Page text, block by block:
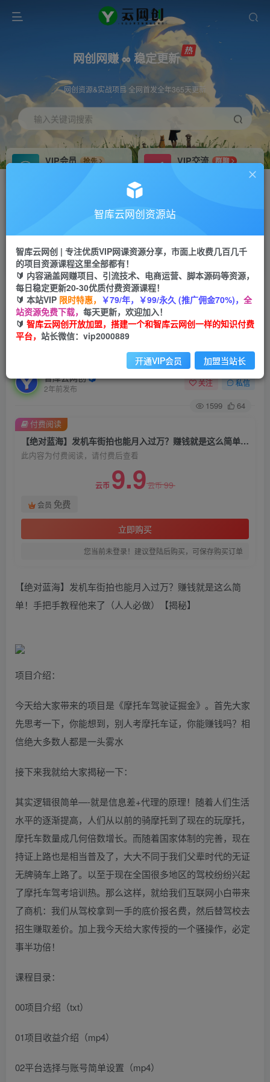
网创网赚 ∞ 稳定更新
网创资源&实战项目 全网首发全年365天更新
输入关键词搜索
VIP会员
抢先
VIP交流
群聊
研究探讨更多创业项目路子。
会员专属推广链接
网赚网创 项目
365天稳定跟新
APP下载
GO
首页 创业课程 会员免费 正文
【绝对蓝海】发机车街拍也能月入过万？赚钱就是
这么简单！手把手教程他来了（人人必做）【揭
智库云网创
2年前发布
关注 私信
1599 64
【绝对蓝海】发机车街拍也能月入过万？赚钱就是这么简单！手把手教程他来了（人人必做）【揭秘】
此内容为付费阅读，请付费后查看
云币 9.9云币99
会员 免费
立即购买
您当前未登录！建议登陆后购买，可保存购买订单
付费阅读
【绝对蓝海】发机车街拍也能月入过万？赚钱就是这么简
单！手把手教程他来了（人人必做）【揭秘】
项目介绍：
今天给大家带来的项目是《摩托车驾驶证掘金》。首先大家
先思考一下，你能想到，别人考摩托车证，你能赚钱吗？相
信绝大多数人都是一头雾水
接下来我就给大家揭秘一下：
其实逻辑很简单—-就是信息差+代理的原理！随着人们生活
水平的逐渐提高，人们从以前的骑摩托到了现在的玩摩托，
摩托车数量成几何倍数增长。而随着国家体制的完善，现在
持证上路也是相当普及了，大大不同于我们父辈时代的无证
无牌骑车上路了。以至于现在全国很多地区的驾校纷纷兴起
了摩托车驾考培训热。那么这样，就给我们互联网小白带来
了商机：我们从驾校拿到一手的底价报名费，然后替驾校去
招生赚取差价。加上我今天给大家传授的一个骚操作，必定
事半功倍！
课程目录：
00项目介绍（txt）
01项目收益介绍（mp4）
02平台选择与账号简单设置（mp4）
智库云网创资源站
智库云网创 | 专注优质VIP网课资源分享，市面上收费几百几千
的项目资源课程这里全部都有！
🔰 内容涵盖网赚项目、引流技术、电商运营、脚本源码等资源，
每日稳定更新20-30优质付费资源课程！
🔰 本站VIP 限时特惠， ￥79/年，￥99/永久 (推广佣金70%)， 全
站资源免费下载， 每天更新，欢迎加入！
🔰 智库云网创开放加盟，搭建一个和智库云网创一样的知识付费
平台， 站长微信：vip2000889
开通VIP会员 加盟当站长